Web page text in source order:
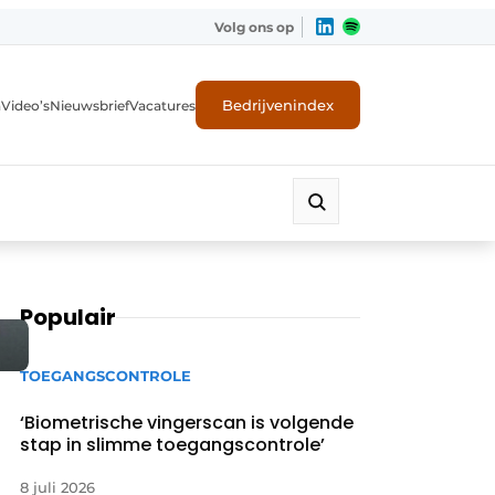
Volg ons op
Video’sNieuwsbriefVacatures Bedrijvenindex
Populair
TOEGANGSCONTROLE
‘Biometrische vingerscan is volgende
stap in slimme toegangscontrole’
8 juli 2026